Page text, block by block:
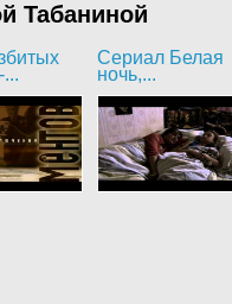
Табаниной
Сериал Белая
ночь,...